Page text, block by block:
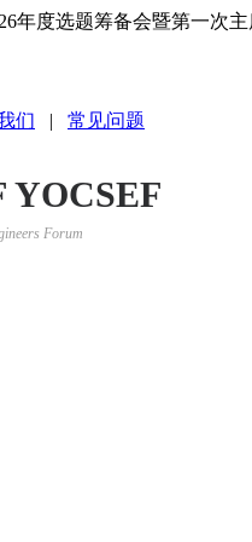
年度选题筹备会暨第一次
们 | 常见问题
YOCSEF
Forum